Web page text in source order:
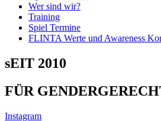
Wer sind wir?
Training
Spiel Termine
FLINTA Werte und Awareness
sEIT 2010
FÜR
Instagram